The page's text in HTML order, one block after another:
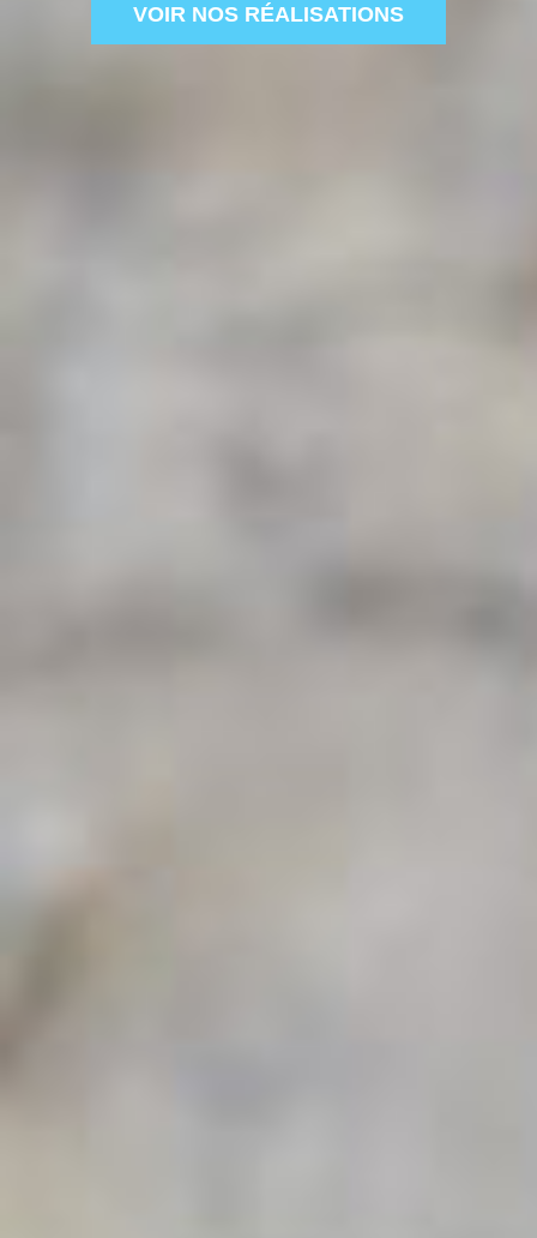
VOIR NOS RÉALISATIONS